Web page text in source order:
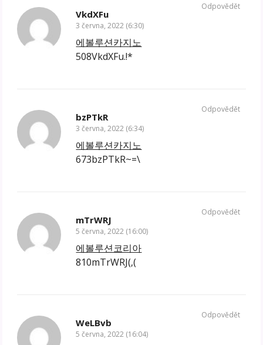
VkdXFu
3 června, 2022 (6:30)
에볼루션카지노
508VkdXFu.!*
Odpovědět
bzPTkR
3 června, 2022 (6:34)
에볼루션카지노
673bzPTkR~=\
Odpovědět
mTrWRJ
5 června, 2022 (16:00)
에볼루션코리아
810mTrWRJ(‚(
Odpovědět
WeLBvb
5 června, 2022 (16:04)
Odpovědět